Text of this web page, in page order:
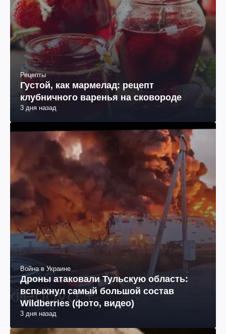
Рецепты
Густой, как мармелад: рецепт
клубничного варенья на сковороде
3 дня назад
Война в Украине
Дроны атаковали Тульскую область:
вспыхнул самый большой состав
Wildberries (фото, видео)
3 дня назад